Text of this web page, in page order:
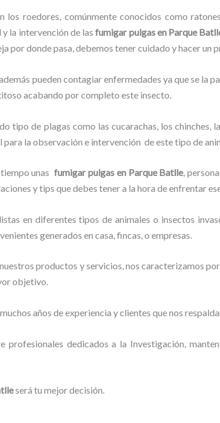
roedores, comúnmente conocidos como
y la intervención de lasfumigar pulgas en Parque
por donde pasa, debemos tener cuidado y hacer un
pueden contagiar enfermedades ya que se la
acabando por completo este insecto.
de plagas como las cucarachas, los chinches,
para la observación e intervención de este tipo de
tiempo unasfumigar pulgas en Parque Batlle,
y tips que debes tener a la hora de enfrentar
en diferentes tipos de animales o insectos
generados en casa, fincas, o empresas.
productos y servicios, nos caracterizamos
objetivo.
años de experiencia y clientes que nos
profesionales dedicados a la Investigación,
será tu mejor decisión.